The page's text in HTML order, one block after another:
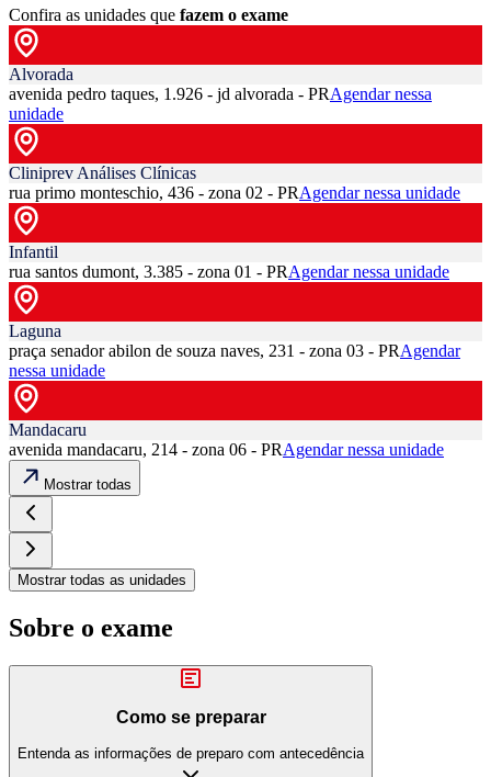
Confira as unidades que fazem o exame
Alvorada
avenida pedro taques, 1.926 - jd alvorada - PRAgendar nessa
unidade
Cliniprev Análises Clínicas
rua primo monteschio, 436 - zona 02 - PRAgendar nessa unidade
Infantil
rua santos dumont, 3.385 - zona 01 - PRAgendar nessa unidade
Laguna
praça senador abilon de souza naves, 231 - zona 03 - PRAgendar
nessa unidade
Mandacaru
avenida mandacaru, 214 - zona 06 - PRAgendar nessa unidade
Mostrar todas
Mostrar todas as unidades
Sobre o exame
Como se preparar
Entenda as informações de preparo com antecedência